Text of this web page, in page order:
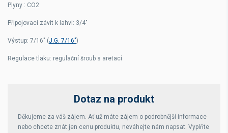
Plyny : CO2
Připojovací závit k lahvi: 3/4"
Výstup: 7/16" (J.G. 7/16")
Regulace tlaku: regulační šroub s aretací
Dotaz na produkt
Děkujeme za váš zájem. Ať už máte zájem o podrobnější informace
nebo chcete znát jen cenu produktu, neváhejte nám napsat. Vyplňte